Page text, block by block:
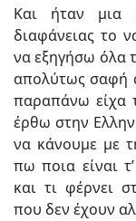
Και ήταν μια
διαφάνειας το
να εξηγήσω όλα
απολύτως σαφή
παραπάνω είχα
έρθω στην
να κάνουμε με
πω ποια είναι
και τι φέρνει
που δεν έχουν